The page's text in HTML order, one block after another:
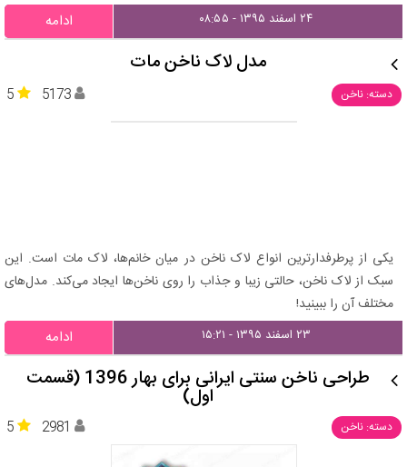
۲۴ اسفند ۱۳۹۵ - ۰۸:۵۵ ادامه
مدل لاک ناخن مات
دسته: ناخن 5 5173
یکی از پرطرفدارترین انواع لاک ناخن در میان خانم‌ها، لاک مات است. این
سبک از لاک ناخن، حالتی زیبا و جذاب را روی ناخن‌ها ایجاد می‌کند. مدل‌های
مختلف آن را ببینید!
۲۳ اسفند ۱۳۹۵ - ۱۵:۲۱ ادامه
طراحی ناخن سنتی ایرانی برای بهار 1396 (قسمت
اول)
دسته: ناخن 5 2981